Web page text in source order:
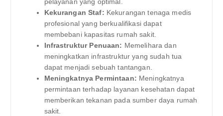
pelayanan yang optimal.
Kekurangan Staf: Kekurangan tenaga medis
profesional yang berkualifikasi dapat
membebani kapasitas rumah sakit.
Infrastruktur Penuaan: Memelihara dan
meningkatkan infrastruktur yang sudah tua
dapat menjadi sebuah tantangan.
Meningkatnya Permintaan: Meningkatnya
permintaan terhadap layanan kesehatan dapat
memberikan tekanan pada sumber daya rumah
sakit.